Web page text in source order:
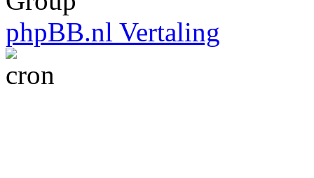
phpBB.nl Vertaling